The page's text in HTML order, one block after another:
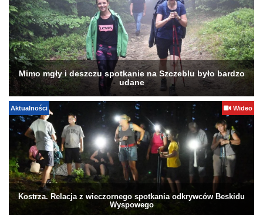
Mimo mgły i deszczu spotkanie na Szczeblu było bardzo
udane
Aktualności Wideo
Kostrza. Relacja z wieczornego spotkania odkrywców Beskidu
Wyspowego